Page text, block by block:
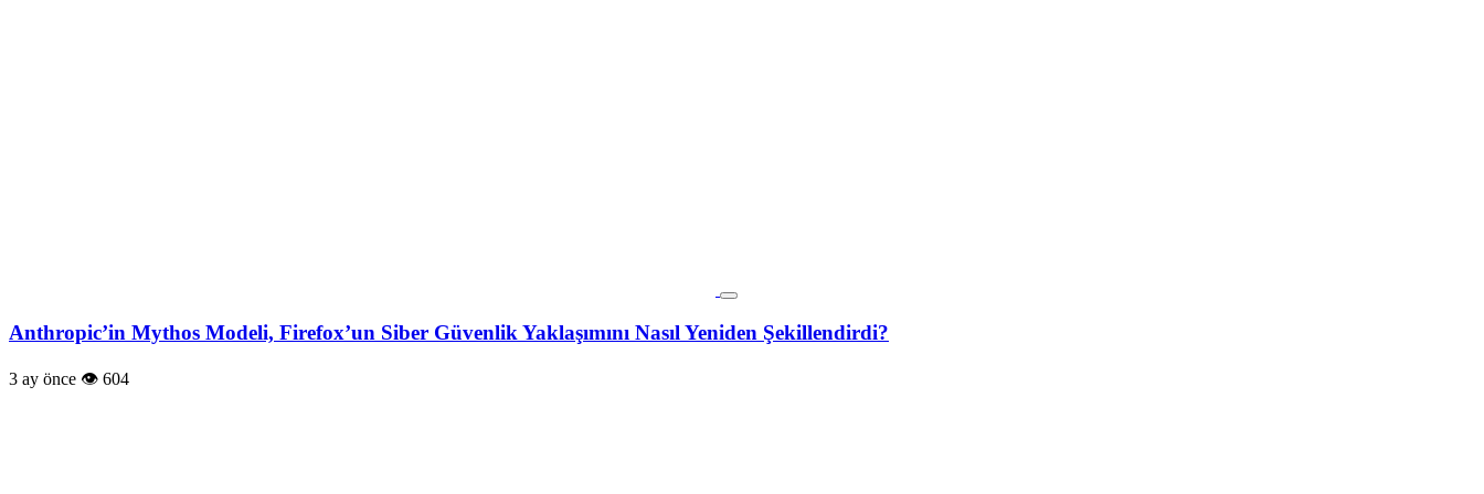
Anthropic’in Mythos Modeli, Firefox’un Siber Güvenlik Yaklaşımını Nasıl Yeniden Şekillendirdi?
3 ay önce 604